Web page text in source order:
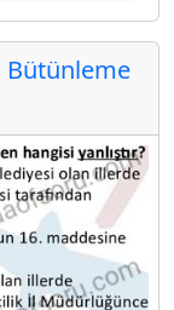
Bütünleme